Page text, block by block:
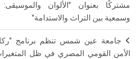
مشتركًا بعنوان "الألوان
وسمعية بين التراث والاستدامة"
جامعة عين شمس تنظم برنامج
الأمن القومي المصري في ظل